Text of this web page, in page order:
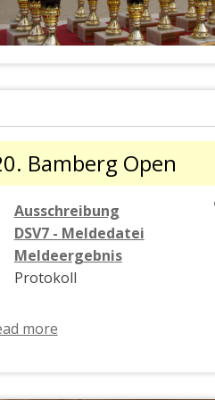
Bamberg Open
Ausschreibung
DSV7 - Meldedatei
Meldeergebnis
Protokoll
more